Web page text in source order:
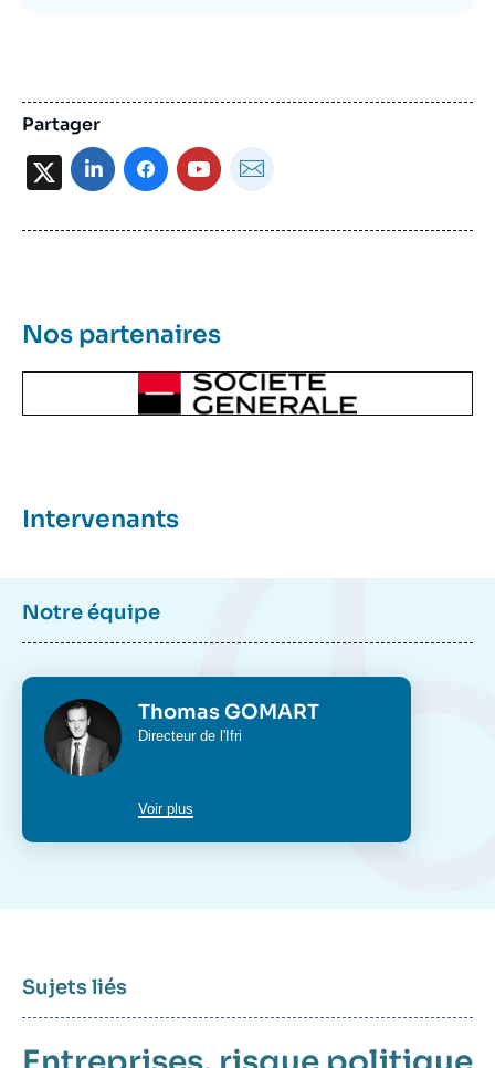
Partager
X
Nos partenaires
Principale
Reseau
Intervenants
Notre équipe
Photo Thomas GOMART
Intitulé
Directeur de l'Ifri
Voir plus
Sujets liés